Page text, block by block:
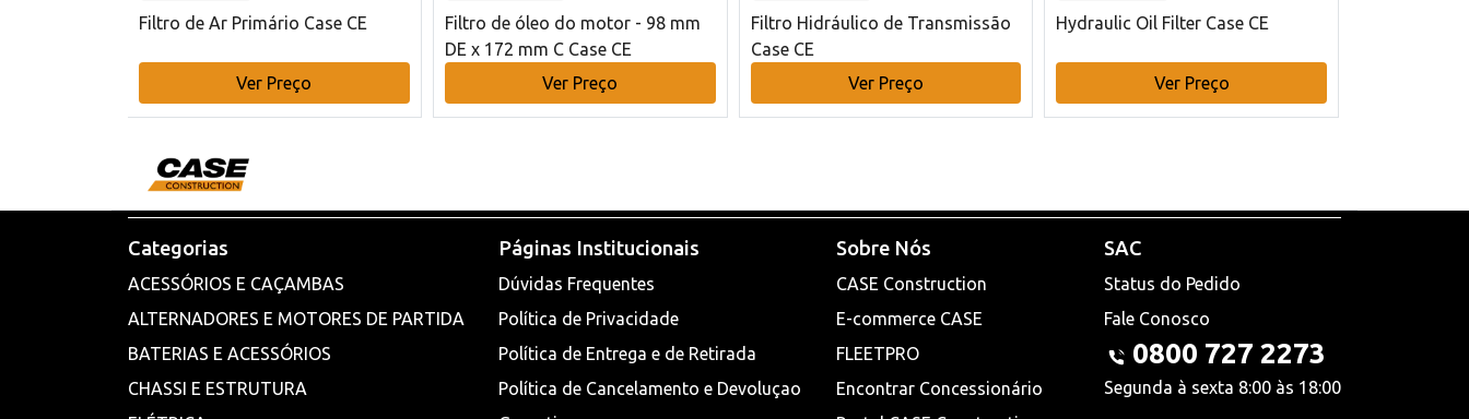
Filtro de Ar Primário Case CE
Ver Preço
Filtro de óleo do motor - 98 mm
DE x 172 mm C Case CE
Ver Preço
Filtro Hidráulico de Transmissão
Case CE
Ver Preço
Hydraulic Oil Filter Case CE
Ver Preço
Categorias
ACESSÓRIOS E CAÇAMBAS
ALTERNADORES E MOTORES DE PARTIDA
BATERIAS E ACESSÓRIOS
CHASSI E ESTRUTURA
Páginas Institucionais
Dúvidas Frequentes
Política de Privacidade
Política de Entrega e de Retirada
Política de Cancelamento e Devoluçao
Sobre Nós
CASE Construction
E-commerce CASE
FLEETPRO
Encontrar Concessionário
SAC
Status do Pedido
Fale Conosco
0800 727 2273
Segunda à sexta 8:00 às 18:00